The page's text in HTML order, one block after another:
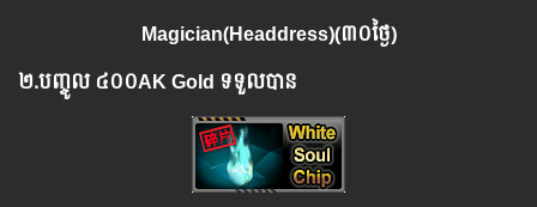
Magician(Headdress)(៣០ថ្ងៃ)
២.បញ្ចូល៤០០AK Gold ទទួលបាន